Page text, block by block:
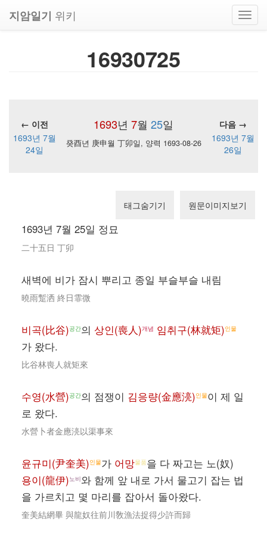
지암일기 위키
16930725
1693년 7월 25일
← 이전
다음 →
1693년 7월
24일
癸酉년 庚申월 丁卯일, 양력 1693-08-26
1693년 7월
26일
태그숨기기 원문이미지보기
1693년 7월 25일 정묘
二十五日 丁卯
새벽에 비가 잠시 뿌리고 종일 부슬부슬 내림
曉雨蹔洒 終日霏微
비곡(比谷)공간의 상인(喪人)개념 임취구(林就矩)인물
가 왔다.
比谷林喪人就矩來
수영(水營)공간의 점쟁이 김응량(金應湸)인물이 제 일
로 왔다.
水營卜者金應湸以渠事來
윤규미(尹奎美)인물가 어망물품을 다 짜고는 노(奴)
용이(龍伊)노비와 함께 앞 내로 가서 물고기 잡는 법
을 가르치고 몇 마리를 잡아서 돌아왔다.
奎美結網畢 與龍奴往前川敎漁法捉得少許而歸